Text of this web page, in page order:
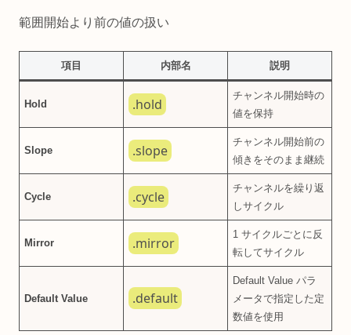
範囲開始より前の値の扱い
項目 内部名 説明
Hold .hold
チャンネル開始時の
値を保持
Slope .slope
チャンネル開始前の
傾きをそのまま継続
Cycle .cycle
チャンネルを繰り返
しサイクル
Mirror .mirror
1 サイクルごとに反
転してサイクル
Default Value .default
Default Value パラ
メータで指定した定
数値を使用